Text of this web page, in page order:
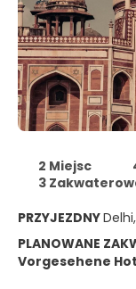
2 Miejsc
3
PRZYJEZDNY
PLANOWANE
Vorgesehene